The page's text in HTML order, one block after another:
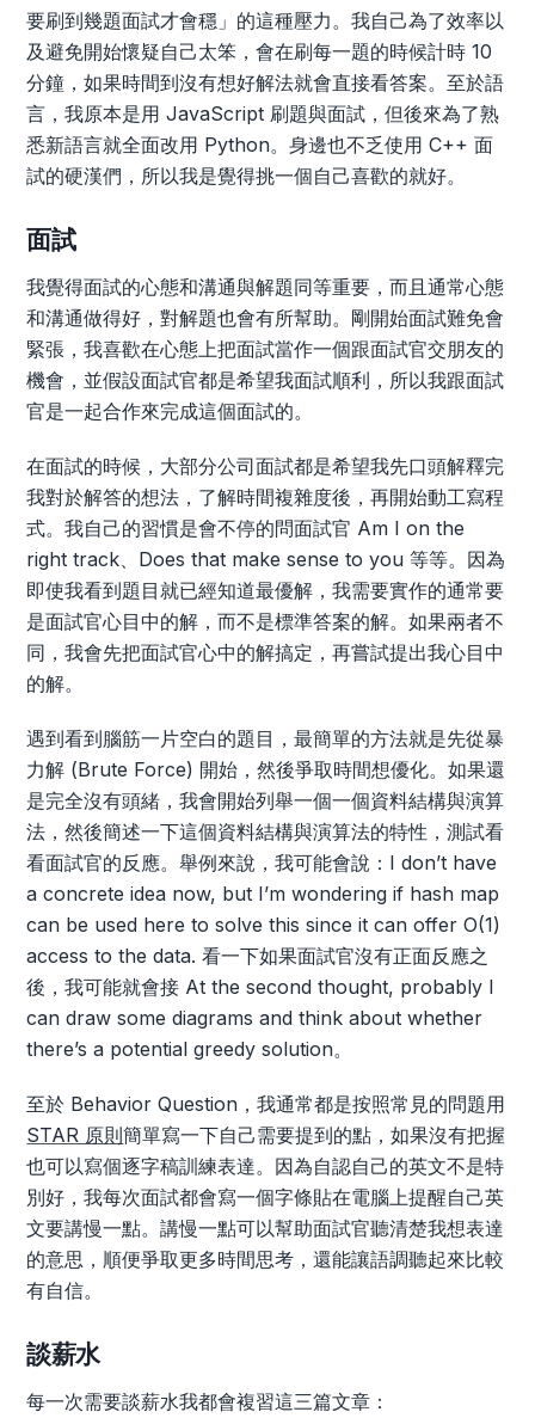
要刷到幾題面試才會穩」的這種壓力。我自己為了效率以
及避免開始懷疑自己太笨，會在刷每一題的時候計時 10
分鐘，如果時間到沒有想好解法就會直接看答案。至於語
言，我原本是用 JavaScript 刷題與面試，但後來為了熟
悉新語言就全面改用 Python。身邊也不乏使用 C++ 面
試的硬漢們，所以我是覺得挑一個自己喜歡的就好。
面試
我覺得面試的心態和溝通與解題同等重要，而且通常心態
和溝通做得好，對解題也會有所幫助。剛開始面試難免會
緊張，我喜歡在心態上把面試當作一個跟面試官交朋友的
機會，並假設面試官都是希望我面試順利，所以我跟面試
官是一起合作來完成這個面試的。
在面試的時候，大部分公司面試都是希望我先口頭解釋完
我對於解答的想法，了解時間複雜度後，再開始動工寫程
式。我自己的習慣是會不停的問面試官 Am I on the
right track、Does that make sense to you 等等。因為
即使我看到題目就已經知道最優解，我需要實作的通常要
是面試官心目中的解，而不是標準答案的解。如果兩者不
同，我會先把面試官心中的解搞定，再嘗試提出我心目中
的解。
遇到看到腦筋一片空白的題目，最簡單的方法就是先從暴
力解 (Brute Force) 開始，然後爭取時間想優化。如果還
是完全沒有頭緒，我會開始列舉一個一個資料結構與演算
法，然後簡述一下這個資料結構與演算法的特性，測試看
看面試官的反應。舉例來說，我可能會說：I don’t have
a concrete idea now, but I’m wondering if hash map
can be used here to solve this since it can offer O(1)
access to the data. 看一下如果面試官沒有正面反應之
後，我可能就會接 At the second thought, probably I
can draw some diagrams and think about whether
there’s a potential greedy solution。
至於 Behavior Question，我通常都是按照常見的問題用
STAR 原則簡單寫一下自己需要提到的點，如果沒有把握
也可以寫個逐字稿訓練表達。因為自認自己的英文不是特
別好，我每次面試都會寫一個字條貼在電腦上提醒自己英
文要講慢一點。講慢一點可以幫助面試官聽清楚我想表達
的意思，順便爭取更多時間思考，還能讓語調聽起來比較
有自信。
談薪水
每一次需要談薪水我都會複習這三篇文章：